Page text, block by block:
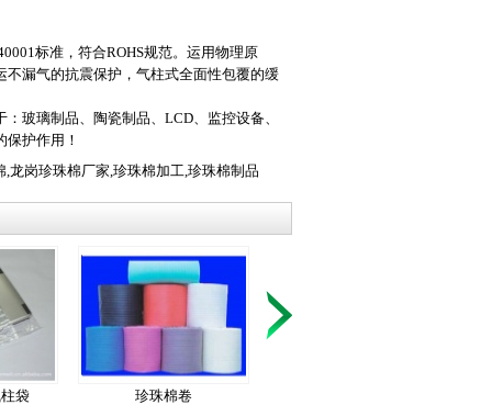
标准，符合ROHS规范。运用物理原
漏气的抗震保护，气柱式全面性包覆的缓
玻璃制品、陶瓷制品、LCD、监控设备、
护作用！
,龙岗珍珠棉厂家,珍珠棉加工,珍珠棉制品
袋 珍珠棉卷